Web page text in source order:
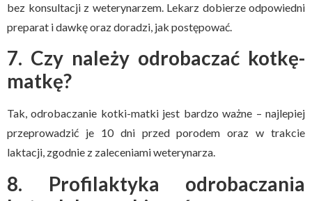
bez konsultacji z weterynarzem. Lekarz dobierze odpowiedni
preparat i dawkę oraz doradzi, jak postępować.
7. Czy należy odrobaczać kotkę-
matkę?
Tak, odrobaczanie kotki-matki jest bardzo ważne – najlepiej
przeprowadzić je 10 dni przed porodem oraz w trakcie
laktacji, zgodnie z zaleceniami weterynarza.
8. Profilaktyka odrobaczania